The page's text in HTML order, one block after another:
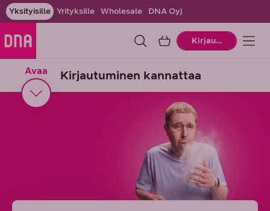
Yksityisille Yrityksille Wholesale DNA Oyj
OstoskoriKirjaudu
Avaa Kirjautuminen kannattaa